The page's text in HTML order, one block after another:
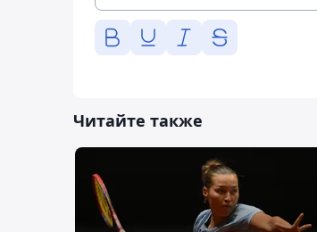
Читайте также